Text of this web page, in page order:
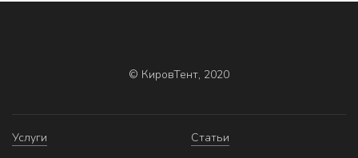
© КировТент, 2020
Услуги
Статьи